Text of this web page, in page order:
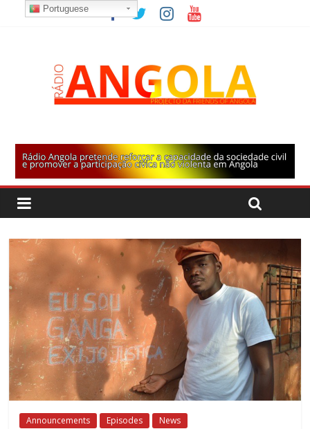
Announcements Episodes News
Portuguese